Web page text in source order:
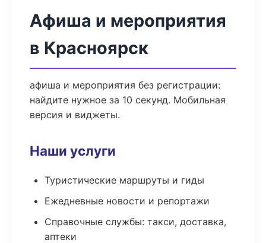
Афиша и мероприятия
в Красноярск
афиша и мероприятия без регистрации:
найдите нужное за 10 секунд. Мобильная
версия и виджеты.
Наши услуги
Туристические маршруты и гиды
Ежедневные новости и репортажи
Справочные службы: такси, доставка,
аптеки